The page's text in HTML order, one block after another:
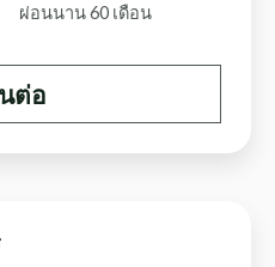
ผ่อนนาน 60 เดือน
ต่อ